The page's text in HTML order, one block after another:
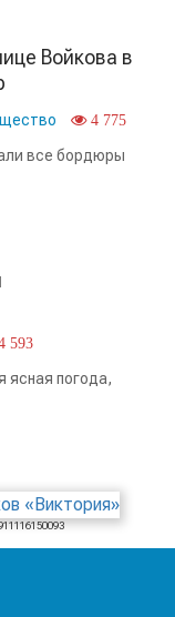
Войкова в
4 775
все бордюры
593
ясная погода,